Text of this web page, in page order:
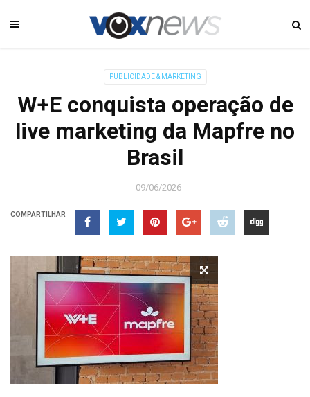
PUBLICIDADE & MARKETING
W+E conquista operação de
live marketing da Mapfre no
Brasil
09/06/2026
COMPARTILHAR